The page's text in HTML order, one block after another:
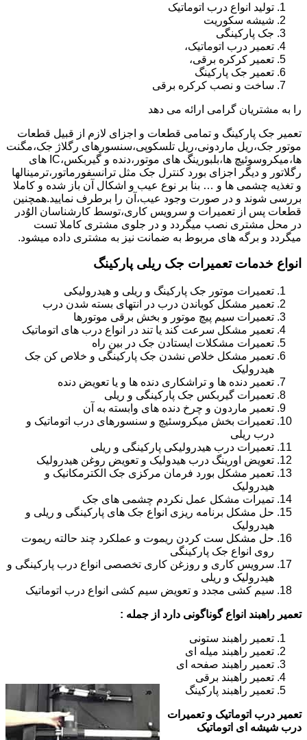
تولید انواع درب اتوماتیک
شیشه سکوریت
جک پارکینگی
تعمیر درب اتوماتیک،
تعمیر کرکره برقی،
تعمیر جک پارکینگ
ساخت و نصب کرکره برقی
را به مشتریان گرامی ارائه می دهد
تعمیر جک پارکینگ و تمامی قطعات و اجزای لازم از قبیل قطعات
موتور جک،ریل ماردونی،ریل تلسکوپی،سنسورهای رگلاژ جک،مگنت
ها،میکروسوئیچ ها،بلبورینگ های موتور،دنده و گیربکس،IC های
رگلاتور و دیگر اجزای بورد کنترل جک مثل ترانسفورماتور،ترمینالها
و تغذیه چشمی ها و … بنا بر نوع عیب و اشکال آن باز شده و کاملا
بررسی شوند و در صورت وجود عیب،آن را برطرف نمایید.همچنین
قطعات پس از تعمیرات و سرویس کاری،توسط کارشناسان الوُدر
در محل مشتری نصب میگردد و در جلوی مشتری کاملا تست
میگردد و برگه های مربوط به ضمانت نیز به مشتری داده میشود.
انواع خدمات تعمیرات جک ریلی پارکینگ
تعمیرات موتور جک پارکینگ و ریلی و هیدرولیکی
تعمیر مشکل کوباندن درب در انتهای بسته شدن درب
تعمیرات سیم پیچ موتور و بخش برقی موتورها
تعمیر مشکل سرعت کند یا تند در انواع درب های اتوماتیک
تعمیرات مشکلات ایستادن جک در بین راه
تعمیر مشکل خلاص نشدن جک پارکینگی و خلاص کن جک
هیدرولیک
تعمیر دنده ها و تراشکاری دنده ها و یا تعویض دنده
تعمیرات گیربکس جک پارکینگی و ریلی
تعمیر ماردون و چرخ دنده های وابسته به آن
تعمیرات بخش میکروسئیچ و سنسورهای درب اتوماتیک و
درب ریلی
تعمیرات درب هیدرولیکی پارکینگی و ریلی
تعویض اورینگ درب هیدولیک و تعویض روغن هیدرولیک
تعمیر مشکل بورد فرمان مرکزی جک الکترمکانیک و
هیدرولیک
تمیرات مشکل عمل نکردم چشمی های جک
حل مشکل برنامه ریزی انواع جک های پارکینگی و ریلی و
هیدرولیک
حل مشکل ست کردن ریموت و عملکرد چند حالته ریموت
روی انواع جک پارکینگی
سرویس کاری و روزغن کاری تخصصی انواع درب پارکینگی و
هیدرولیک و ریلی
سیم کشی مجدد و تعویض سیم کشی انواع درب اتوماتیک
تعمیر راهبند انواع گوناگونی دارد از جمله :
تعمیر راهبند ستونی
تعمیر راهبند میله ای
تعمیر راهبند صفحه ای
تعمیر راهبند برقی
تعمیر راهبند پارکینگ
تعمیر درب اتوماتیک و تعمیرات
درب شیشه ای اتوماتیک